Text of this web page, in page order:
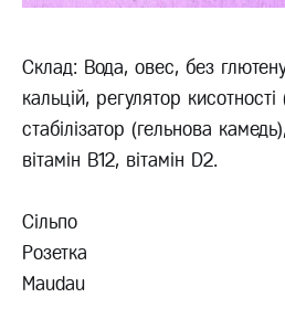
Склад: Вода, овес, без
кальцій, регулятор
стабілізатор (гельнова
вітамін B12, вітамін D2.
Сільпо
Розетка
Maudau